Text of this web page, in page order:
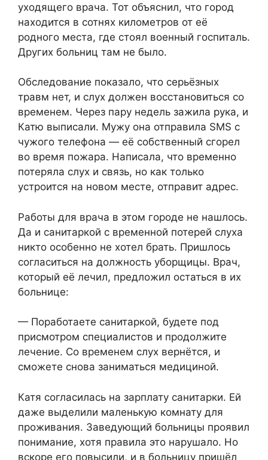
уходящего врача. Тот объяснил, что город
находится в сотнях километров от её
родного места, где стоял военный госпиталь.
Других больниц там не было.
Обследование показало, что серьёзных
травм нет, и слух должен восстановиться со
временем. Через пару недель зажила рука, и
Катю выписали. Мужу она отправила SMS с
чужого телефона — её собственный сгорел
во время пожара. Написала, что временно
потеряла слух и связь, но как только
устроится на новом месте, отправит адрес.
Работы для врача в этом городе не нашлось.
Да и санитаркой с временной потерей слуха
никто особенно не хотел брать. Пришлось
согласиться на должность уборщицы. Врач,
который её лечил, предложил остаться в их
больнице:
— Поработаете санитаркой, будете под
присмотром специалистов и продолжите
лечение. Со временем слух вернётся, и
сможете снова заниматься медициной.
Катя согласилась на зарплату санитарки. Ей
даже выделили маленькую комнату для
проживания. Заведующий больницы проявил
понимание, хотя правила это нарушало. Но
вскоре его повысили, и в больницу пришёл